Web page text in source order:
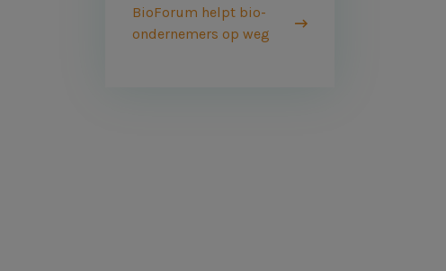
BioForum helpt bio-
ondernemers op weg